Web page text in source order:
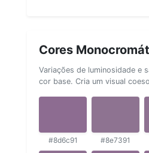
Cores
Variações de luminosidade e
cor base. Cria um visual
#8d6c91 #8e7391